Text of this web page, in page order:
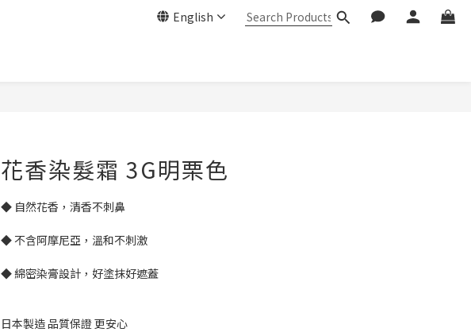
English
花香染髮霜 3G明栗色
◆ 自然花香，清香不刺鼻
◆ 不含阿摩尼亞，溫和不刺激
◆ 綿密染膏設計，好塗抹好遮蓋
日本製造 品質保證 更安心